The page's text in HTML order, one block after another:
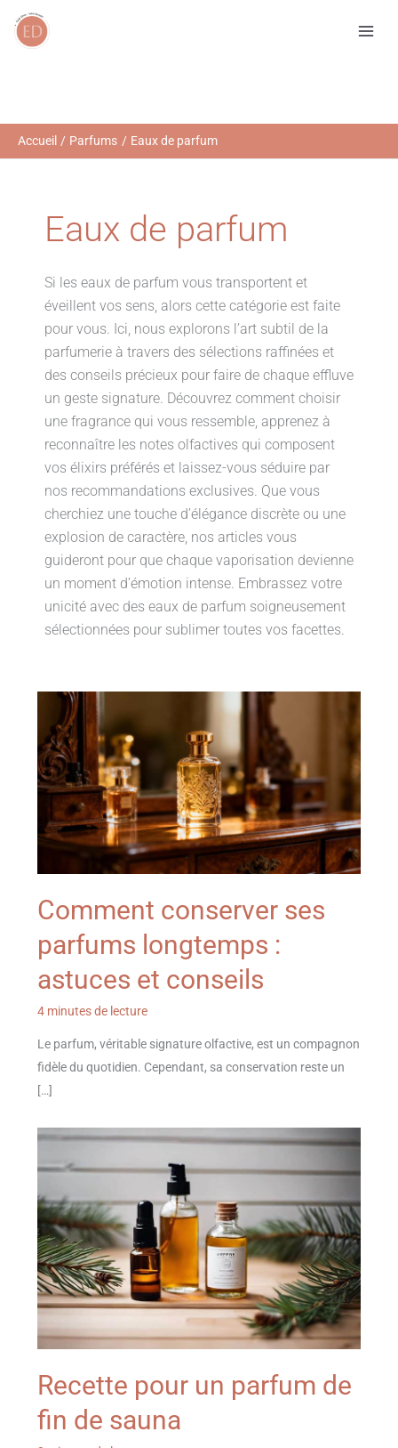
Accueil Parfums Eaux de parfum
Eaux de parfum
Si les eaux de parfum vous transportent et
éveillent vos sens, alors cette catégorie est faite
pour vous. Ici, nous explorons l’art subtil de la
parfumerie à travers des sélections raffinées et
des conseils précieux pour faire de chaque effluve
un geste signature. Découvrez comment choisir
une fragrance qui vous ressemble, apprenez à
reconnaître les notes olfactives qui composent
vos élixirs préférés et laissez-vous séduire par
nos recommandations exclusives. Que vous
cherchiez une touche d’élégance discrète ou une
explosion de caractère, nos articles vous
guideront pour que chaque vaporisation devienne
un moment d’émotion intense. Embrassez votre
unicité avec des eaux de parfum soigneusement
sélectionnées pour sublimer toutes vos facettes.
Comment conserver ses
parfums longtemps :
astuces et conseils
4 minutes de lecture
Le parfum, véritable signature olfactive, est un compagnon
fidèle du quotidien. Cependant, sa conservation reste un
[…]
Recette pour un parfum de
fin de sauna
R
e
r
c